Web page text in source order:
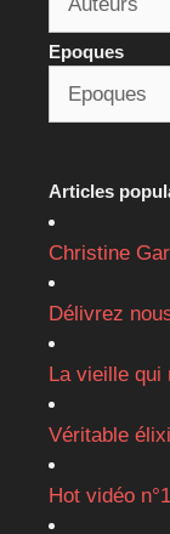
Epoques
Articles
Christine
Délivrez
La vieille qui
Véritable
Hot vidéo n°1